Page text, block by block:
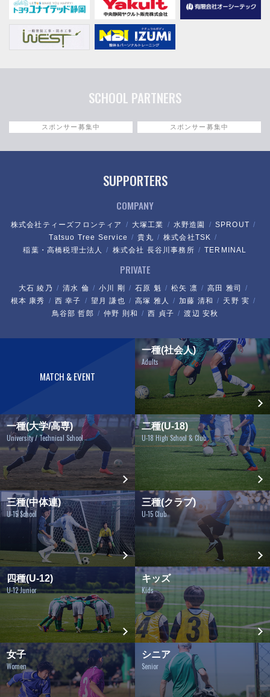
SCHOOL PARTNERS
スポンサー募集中 スポンサー募集中
SUPPORTERS
COMPANY
株式会社ティーズフロンティア 大塚工業 水野造園
SPROUT
Tatsuo Tree Service
貴丸
株式会社TSK
稲葉・高橋税理士法人
株式会社 長谷川事務所 TERMINAL
PRIVATE
大石 綾乃 清水 倫 小川 剛 石原 魁 松矢 凛
高田 雅司
根本 康秀
西 幸子 望月 謙也 高塚 雅人 加藤 清和
天野 実
鳥谷部 哲郎
仲野 則和 西 貞子 渡辺 安秋
MATCH & EVENT
一種(社会人)
Adults
一種(大学/高専)
University / Technical School
二種(U-18)
U-18 High School & Club
三種(中体連)
U-15 School
三種(クラブ)
U-15 Club
四種(U-12)
U-12 Junior
キッズ
Kids
女子
Women
シニア
Senior